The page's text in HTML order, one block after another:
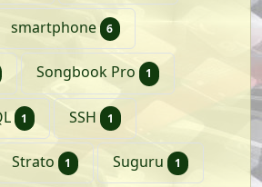
smartphone 6 artikelen
artikelSongbook Pro 1 artikel
1 artikelSSH 1 artikel
Strato 1 artikelSuguru 1 artikel